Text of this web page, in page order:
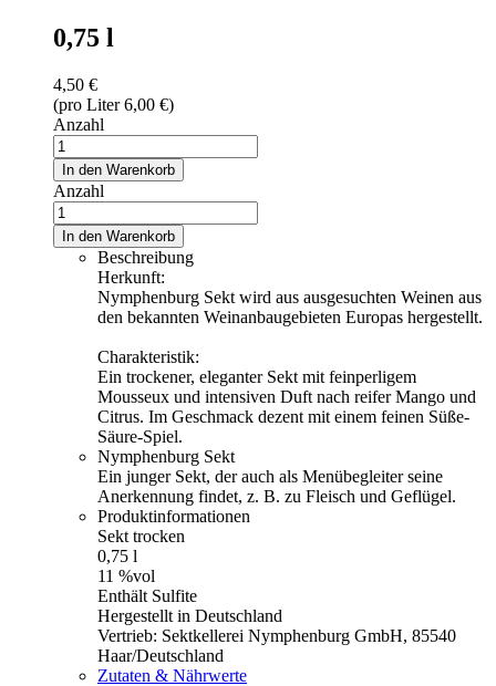
0,75 l
4,50 €
(pro Liter 6,00 €)
Anzahl
In den Warenkorb
Anzahl
In den Warenkorb
Beschreibung
Herkunft:
Nymphenburg Sekt wird aus ausgesuchten Weinen aus
den bekannten Weinanbaugebieten Europas hergestellt.
Charakteristik:
Ein trockener, eleganter Sekt mit feinperligem
Mousseux und intensiven Duft nach reifer Mango und
Citrus. Im Geschmack dezent mit einem feinen Süße-
Säure-Spiel.
Nymphenburg Sekt
Ein junger Sekt, der auch als Menübegleiter seine
Anerkennung findet, z. B. zu Fleisch und Geflügel.
Produktinformationen
Sekt trocken
0,75 l
11 %vol
Enthält Sulfite
Hergestellt in Deutschland
Vertrieb: Sektkellerei Nymphenburg GmbH, 85540
Haar/Deutschland
Zutaten & Nährwerte